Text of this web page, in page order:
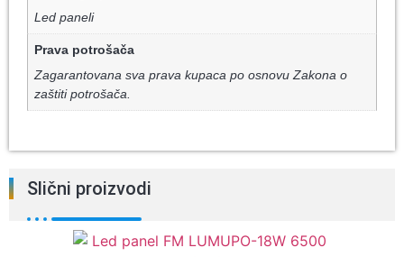
Led paneli
Prava potrošača
Zagarantovana sva prava kupaca po osnovu Zakona o
zaštiti potrošača.
Slični proizvodi